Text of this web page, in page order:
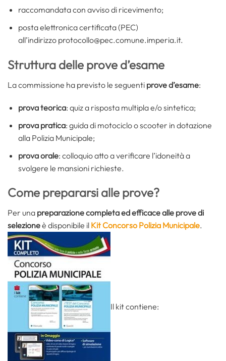
raccomandata con avviso di ricevimento;
posta elettronica certificata (PEC)
all’indirizzo protocollo@pec.comune.imperia.it.
Struttura delle prove d’esame
La commissione ha previsto le seguenti prove d’esame:
prova teorica: quiz a risposta multipla e/o sintetica;
prova pratica: guida di motociclo o scooter in dotazione
alla Polizia Municipale;
prova orale: colloquio atto a verificare l’idoneità a
svolgere le mansioni richieste.
Come prepararsi alle prove?
Per una preparazione completa ed efficace alle prove di
selezioneè disponibile il Kit Concorso Polizia Municipale.
Il kit contiene: